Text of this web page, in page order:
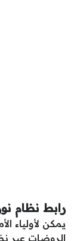
رابط نظام
يمكن لأولياء
الروضات عبر